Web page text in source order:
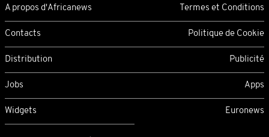
A propos d'Africanews Termes et Conditions
Contacts Politique de Cookie
Distribution Publicité
Jobs Apps
Widgets Euronews